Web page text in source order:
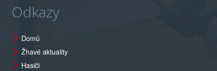
Odkazy
Domů
Žhavé aktuality
Hasiči